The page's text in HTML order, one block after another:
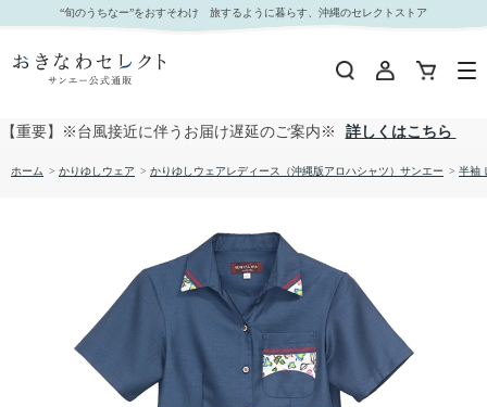
【送料無料】琉球びんがた－弐柄 かりゆしウェア GTB22063S L｜おきなわセレクト サンエー
公式通販
“旬のうちなー”をおすそわけ 旅するように暮らす、沖縄のセレクトストア
【重要】※台風接近に伴うお届け遅延のご案内※ 詳しくはこちら
ホーム > かりゆしウェア > かりゆしウェアレディース（沖縄版アロハシャツ）サンエー > 半袖